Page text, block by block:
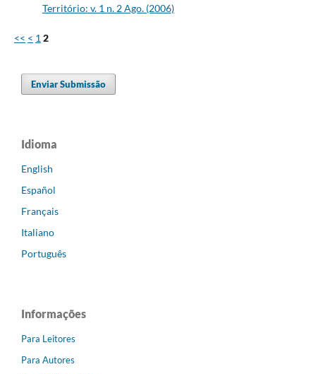
Território: v. 1 n. 2 Ago. (2006)
<< < 1 2
Enviar Submissão
Idioma
English
Español
Français
Italiano
Português
Informações
Para Leitores
Para Autores